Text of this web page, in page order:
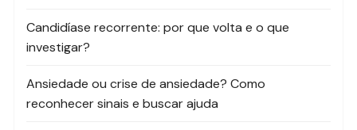
Candidíase recorrente: por que volta e o que
investigar?
Ansiedade ou crise de ansiedade? Como
reconhecer sinais e buscar ajuda